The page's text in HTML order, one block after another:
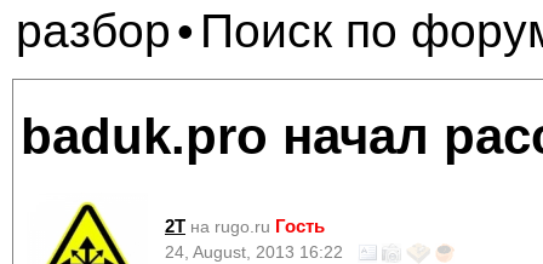
разбор• Поиск по
baduk.pro начал
2T на rugo.ru Гость
24, August, 2013 16:22